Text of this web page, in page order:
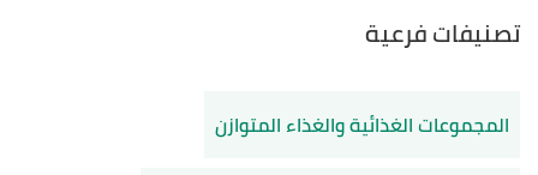
تصنيفات فرعية
المجموعات الغذائية والغذاء المتوازن